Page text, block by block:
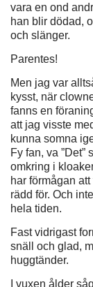
vara en ond
han blir dödad,
och slänger.
Parentes!
Men jag var
kysst, när
fanns en
att jag visste
kunna somna
Fy fan, va
omkring i
har förmågan
rädd för. Och
hela tiden.
Fast vidrigast
snäll och glad,
huggtänder.
I vuxen ålder